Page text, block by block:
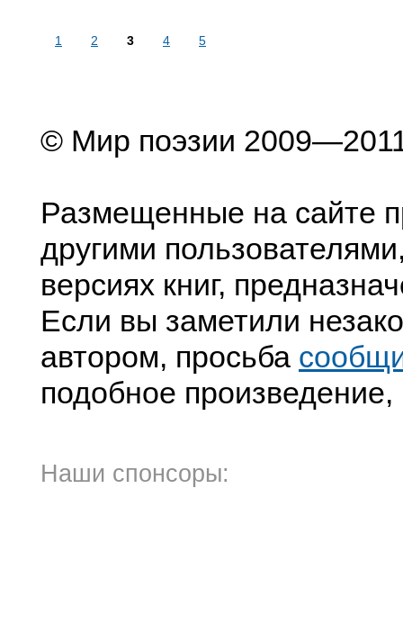
1 2 3 4 5
© Мир поэзии
Размещенные на сайте
другими
версиях книг,
Если вы заметили
автором, просьба
подобное произведение,
Наши спонсоры: